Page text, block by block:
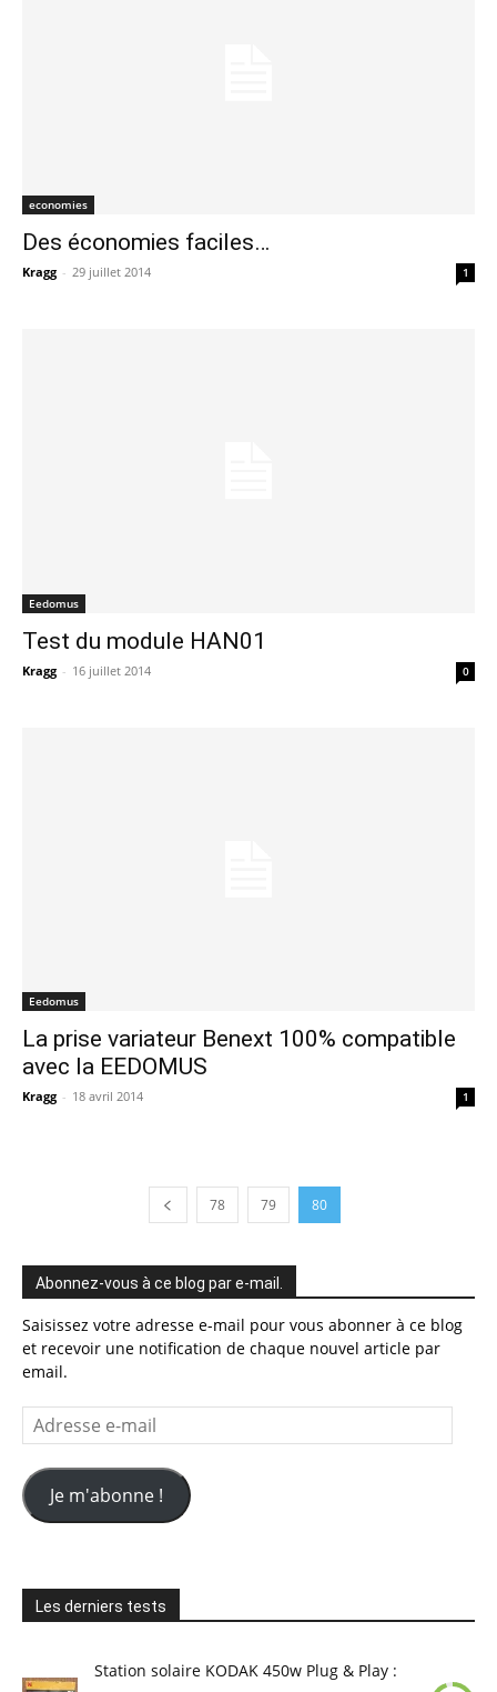
economies
Des économies faciles…
Kragg - 29 juillet 2014 1
Eedomus
Test du module HAN01
Kragg - 16 juillet 2014 0
Eedomus
La prise variateur Benext 100% compatible
avec la EEDOMUS
Kragg - 18 avril 2014 1
78 79 80
Abonnez-vous à ce blog par e-mail.
Saisissez votre adresse e-mail pour vous abonner à ce blog
et recevoir une notification de chaque nouvel article par
email.
Adresse
e-
mail
Je m'abonne !
Les derniers tests
Station solaire KODAK 450w Plug & Play :